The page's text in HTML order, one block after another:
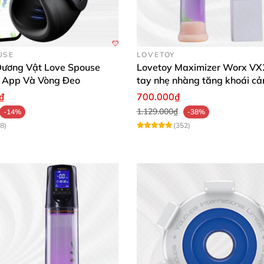
Máy Tập Làm To Dương Vật ProXtra Tăng Kích Thước Hiệu Quả
🛠️✨
dùng để tăng sự trơn tru và bảo vệ da.
gian từ 8 tuần trở lên để thấy rõ hiệu quả tăng kích
y tế để đảm bảo vệ sinh và kéo dài tuổi thọ sản phẩm.
bẩn và nhiệt độ cao.
Vật Love Spouse
Và Vòng Đeo
-14%
LOVETOY
Lovetoy Maximizer Worx
tay nhẹ nhàng tăng khoái
700.000₫
1.129.000₫
-38%
(352)